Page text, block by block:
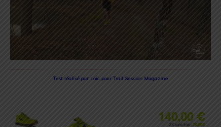
Test réalisé par Loïc pour Trail Session Magazine